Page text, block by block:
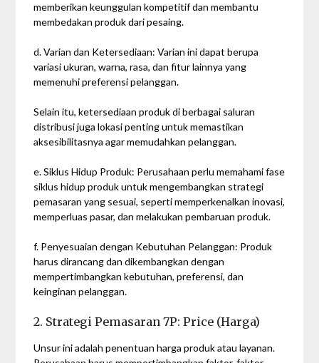
memberikan keunggulan kompetitif dan membantu
membedakan produk dari pesaing.
d. Varian dan Ketersediaan: Varian ini dapat berupa
variasi ukuran, warna, rasa, dan fitur lainnya yang
memenuhi preferensi pelanggan.
Selain itu, ketersediaan produk di berbagai saluran
distribusi juga lokasi penting untuk memastikan
aksesibilitasnya agar memudahkan pelanggan.
e. Siklus Hidup Produk: Perusahaan perlu memahami fase
siklus hidup produk untuk mengembangkan strategi
pemasaran yang sesuai, seperti memperkenalkan inovasi,
memperluas pasar, dan melakukan pembaruan produk.
f. Penyesuaian dengan Kebutuhan Pelanggan: Produk
harus dirancang dan dikembangkan dengan
mempertimbangkan kebutuhan, preferensi, dan
keinginan pelanggan.
2. Strategi Pemasaran 7P: Price (Harga)
Unsur ini adalah penentuan harga produk atau layanan.